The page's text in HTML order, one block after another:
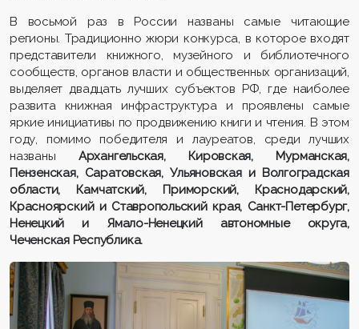
В восьмой раз в России названы самые читающие
регионы. Традиционно жюри конкурса, в которое входят
представители книжного, музейного и библиотечного
сообществ, органов власти и общественных организаций,
выделяет двадцать лучших субъектов РФ, где наиболее
развита книжная инфраструктура и проявлены самые
яркие инициативы по продвижению книги и чтения. В этом
году, помимо победителя и лауреатов, среди лучших
названы Архангельская, Кировская, Мурманская,
Пензенская, Саратовская, Ульяновская и Волгоградская
области, Камчатский, Приморский, Краснодарский,
Красноярский и Ставропольский края, Санкт-Петербург,
Ненецкий и Ямало-Ненецкий автономные округа,
Чеченская Республика.